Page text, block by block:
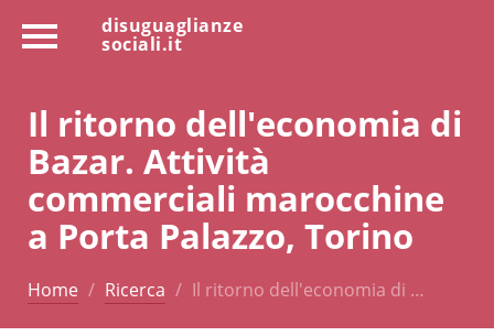
disuguaglianze
sociali.it
Il ritorno dell'economia di
Bazar. Attività
commerciali marocchine
a Porta Palazzo, Torino
Home Ricerca Il ritorno dell'economia di …